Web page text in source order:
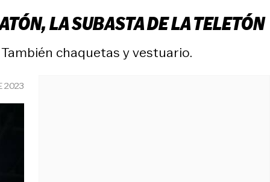
LA SUBASTA DE LA TELETÓN
chaquetas y vestuario.
2023